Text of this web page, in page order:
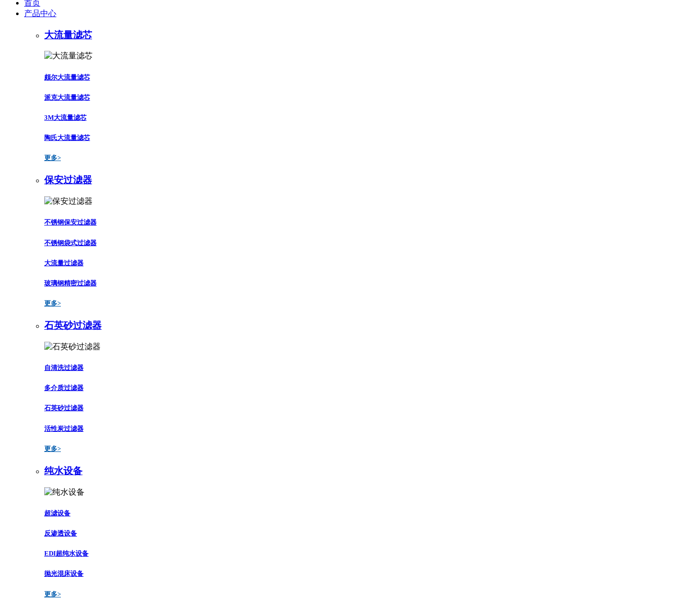
首页
产品中心
大流量滤芯
颇尔大流量滤芯
派克大流量滤芯
3M大流量滤芯
陶氏大流量滤芯
更多>
保安过滤器
不锈钢保安过滤器
不锈钢袋式过滤器
大流量过滤器
玻璃钢精密过滤器
更多>
石英砂过滤器
自清洗过滤器
多介质过滤器
石英砂过滤器
活性炭过滤器
更多>
纯水设备
超滤设备
反渗透设备
EDI超纯水设备
抛光混床设备
更多>